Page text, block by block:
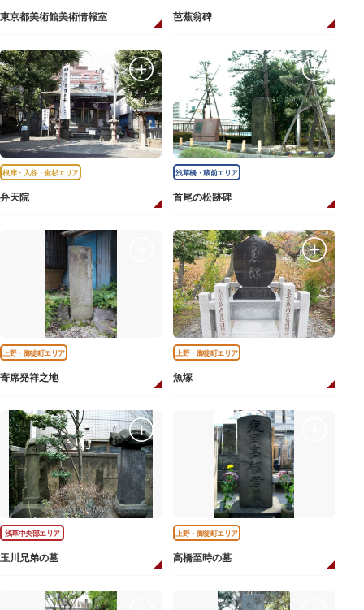
東京都美術館美術情報室 芭蕉翁碑
根岸・入谷・金杉エリア
弁天院
浅草橋・蔵前エリア
首尾の松跡碑
上野・御徒町エリア
寄席発祥之地
上野・御徒町エリア
魚塚
浅草中央部エリア
玉川兄弟の墓
上野・御徒町エリア
高橋至時の墓